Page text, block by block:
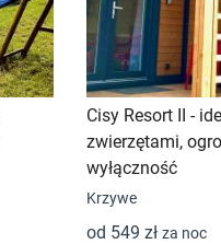
Cisy Resort II -
zwierzętami,
wyłączność
Krzywe
od 549 zł za noc